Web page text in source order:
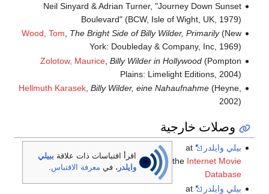
Neil Sinyard & Adrian Turner, "Journey Down Sunset
Boulevard" (BCW, Isle of Wight, UK, 1979)
Wood, Tom
The Bright Side of Billy Wilder, Primarily(New
York: Doubleday & Company, Inc, 1969)
Zolotow, Maurice, Billy Wilder in Hollywood(Pompton
Plains: Limelight Editions, 2004)
Hellmuth Karasek, Billy Wilder, eine Nahaufnahme(Heyne,
2002)
وصلات خارجية
اقرأ اقتباسات ذات علاقة ببيلي
وايلدر ، في معرفة الاقتباس.
بيلي وايلدر
at
the Internet Movie
Database
بيلي وايلدر
at